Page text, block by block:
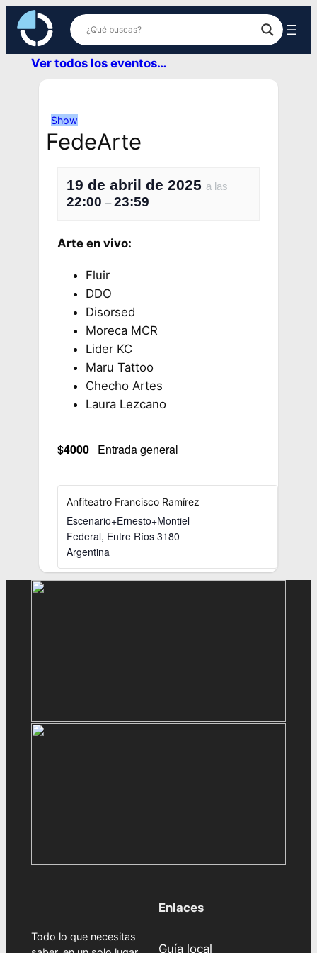
Ver todos los eventos…
Show
FedeArte
19 de abril de 2025 a las
22:00–23:59
Arte en vivo:
Fluir
DDO
Disorsed
Moreca MCR
Lider KC
Maru Tattoo
Checho Artes
Laura Lezcano
$4000 Entrada general
Anfiteatro Francisco Ramírez
Escenario+Ernesto+Montiel
Federal, Entre Ríos 3180
Argentina
Todo lo que necesitas
Enlaces
Guía local